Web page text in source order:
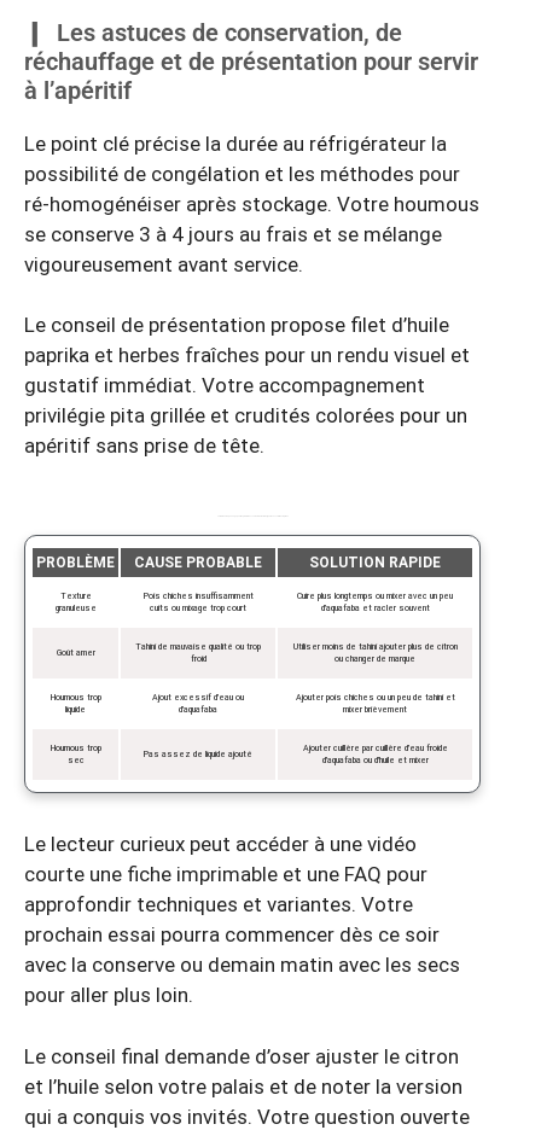
Les astuces de conservation, de
réchauffage et de présentation pour servir
à l’apéritif
Le point clé précise la durée au réfrigérateur la
possibilité de congélation et les méthodes pour
ré-homogénéiser après stockage. Votre houmous
se conserve 3 à 4 jours au frais et se mélange
vigoureusement avant service.
Le conseil de présentation propose filet d’huile
paprika et herbes fraîches pour un rendu visuel et
gustatif immédiat. Votre accompagnement
privilégie pita grillée et crudités colorées pour un
apéritif sans prise de tête.
PROBLÈME CAUSE PROBABLE SOLUTION RAPIDE
Texture
granuleuse
Pois chiches insuffisamment
cuits ou mixage trop court
Cuire plus longtemps ou mixer avec un peu
d’aquafaba et racler souvent
Goût amer
Tahini de mauvaise qualité ou trop
froid
Utiliser moins de tahini ajouter plus de citron
ou changer de marque
Houmous trop
liquide
Ajout excessif d’eau ou
d’aquafaba
Ajouter pois chiches ou un peu de tahini et
mixer brièvement
Houmous trop
sec
Pas assez de liquide ajouté
Ajouter cuillère par cuillère d’eau froide
d’aquafaba ou d’huile et mixer
Le lecteur curieux peut accéder à une vidéo
courte une fiche imprimable et une FAQ pour
approfondir techniques et variantes. Votre
prochain essai pourra commencer dès ce soir
avec la conserve ou demain matin avec les secs
pour aller plus loin.
Le conseil final demande d’oser ajuster le citron
et l’huile selon votre palais et de noter la version
qui a conquis vos invités. Votre question ouverte